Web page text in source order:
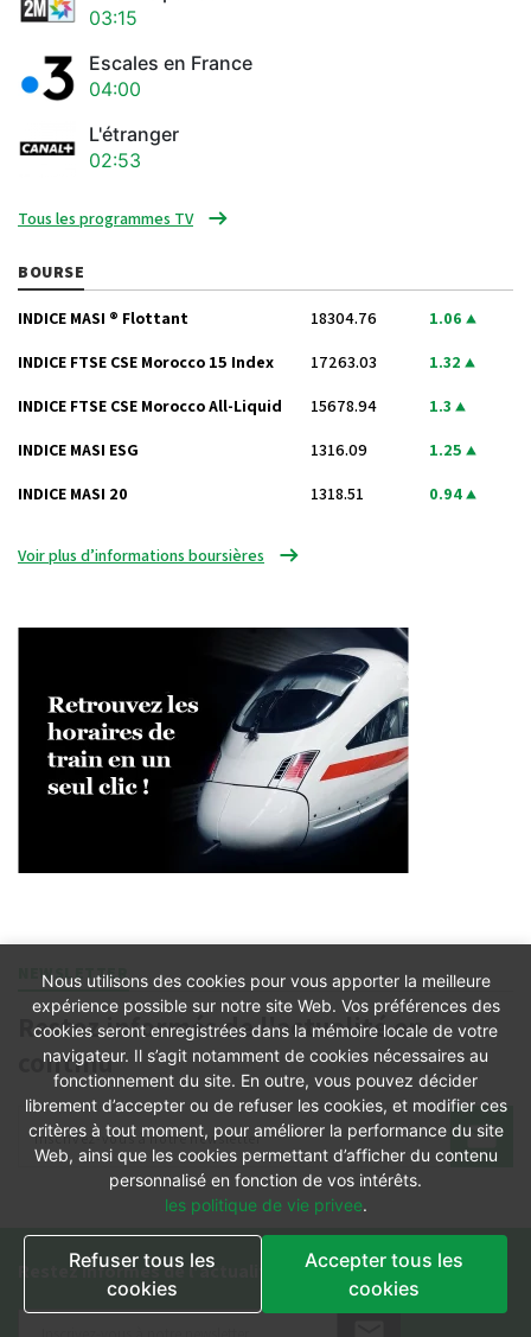
03:15
Escales en France
04:00
L'étranger
02:53
Tous les programmes TV
BOURSE
INDICE MASI ® Flottant 18304.76 1.06
INDICE FTSE CSE Morocco 15 Index 17263.03 1.32
INDICE FTSE CSE Morocco All-Liquid 15678.94 1.3
INDICE MASI ESG 1316.09 1.25
INDICE MASI 20 1318.51 0.94
Voir plus d’informations boursières
NEWSLETTER
Restez informés de l'actualité en
continu
Restez informés de l'actualité en continu
Nous utilisons des cookies pour vous apporter la meilleure
expérience possible sur notre site Web. Vos préférences des
cookies seront enregistrées dans la mémoire locale de votre
navigateur. Il s’agit notamment de cookies nécessaires au
fonctionnement du site. En outre, vous pouvez décider
librement d’accepter ou de refuser les cookies, et modifier ces
critères à tout moment, pour améliorer la performance du site
Web, ainsi que les cookies permettant d’afficher du contenu
personnalisé en fonction de vos intérêts.
les politique de vie privee.
Refuser tous les
cookies
Accepter tous les
cookies